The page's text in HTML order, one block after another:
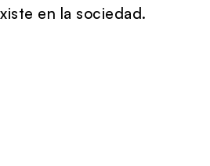
en la sociedad.